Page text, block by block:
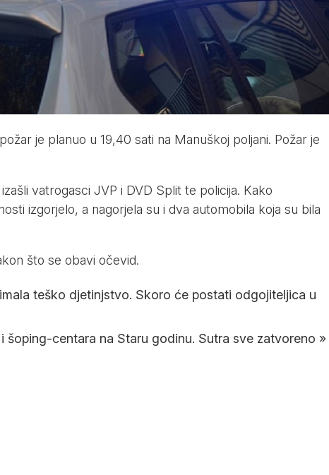
je planuo u 19,40 sati na Manuškoj poljani. Požar je
vatrogasci JVP i DVD Split te policija. Kako
izgorjelo, a nagorjela su i dva automobila koja su bila
što se obavi očevid.
teško djetinjstvo. Skoro će postati odgojiteljica u
šoping-centara na Staru godinu. Sutra sve zatvoreno »